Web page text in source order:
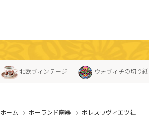
北欧ヴィンテージ ウォヴィチの切り紙
ホーム ポーランド陶器 ボレスワヴィエツ社